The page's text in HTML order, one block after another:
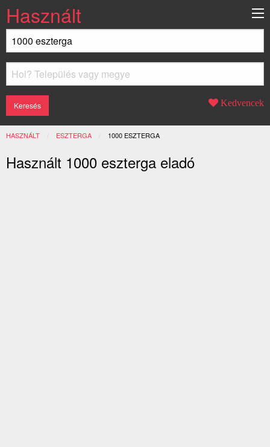
Használt
Kedvencek
HASZNÁLT ESZTERGA JELENLEGI:
1000 ESZTERGA
Használt 1000 eszterga eladó